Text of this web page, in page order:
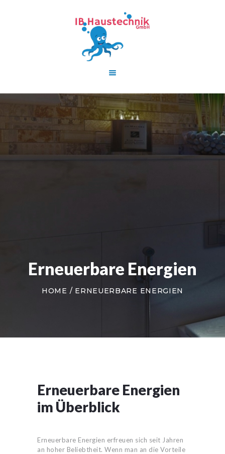
Erneuerbare Energien
HOME ERNEUERBARE ENERGIEN
AKTUELLE
FÖRDERUNGEN
TEAM
Erneuerbare Energien
im Überblick
Erneuerbare Energien erfreuen sich seit Jahren
an hoher Beliebtheit. Wenn man an die Vorteile